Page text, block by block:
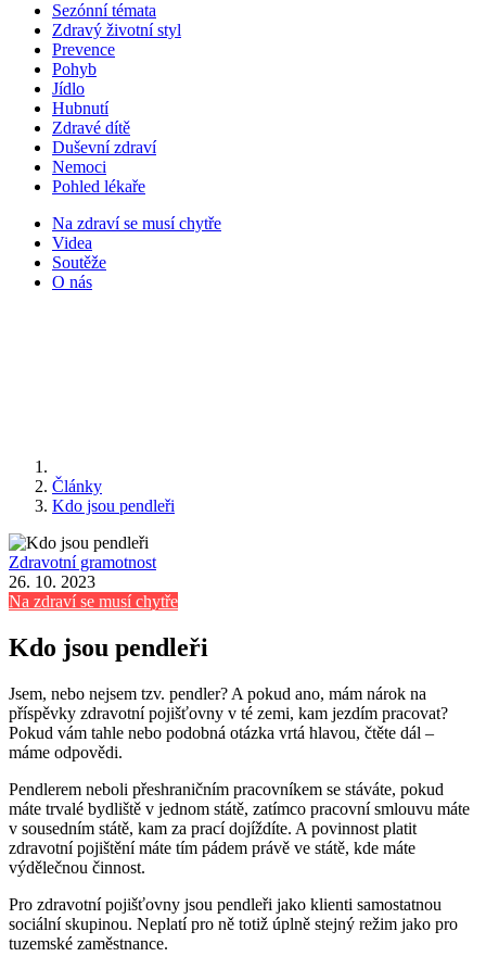
Sezónní témata
Zdravý životní styl
Prevence
Pohyb
Jídlo
Hubnutí
Zdravé dítě
Duševní zdraví
Nemoci
Pohled lékaře
Na zdraví se musí chytře
Videa
Soutěže
O nás
Články
Kdo jsou pendleři
Zdravotní gramotnost
26. 10. 2023
Na zdraví se musí chytře
Kdo jsou pendleři
Jsem, nebo nejsem tzv. pendler? A pokud ano, mám nárok na
příspěvky zdravotní pojišťovny v té zemi, kam jezdím pracovat?
Pokud vám tahle nebo podobná otázka vrtá hlavou, čtěte dál –
máme odpovědi.
Pendlerem neboli přeshraničním pracovníkem se stáváte, pokud
máte trvalé bydliště v jednom státě, zatímco pracovní smlouvu máte
v sousedním státě, kam za prací dojíždíte. A povinnost platit
zdravotní pojištění máte tím pádem právě ve státě, kde máte
výdělečnou činnost.
Pro zdravotní pojišťovny jsou pendleři jako klienti samostatnou
sociální skupinou. Neplatí pro ně totiž úplně stejný režim jako pro
tuzemské zaměstnance.